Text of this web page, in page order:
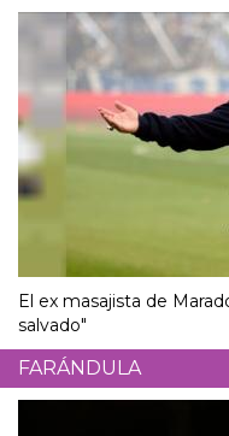
El ex masajista de
salvado"
FARÁNDULA